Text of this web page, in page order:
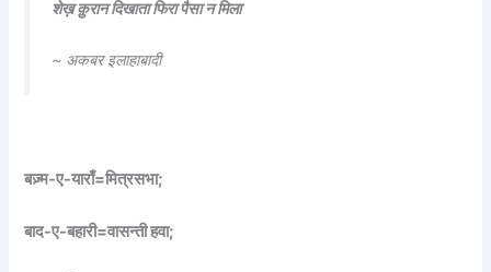
शेख़ क़ुरान दिखाता फिरा पैसा न मिला
~ अकबर इलाहाबादी
बज़्म-ए-याराँ=मित्रसभा;
बाद-ए-बहारी=वासन्ती हवा;